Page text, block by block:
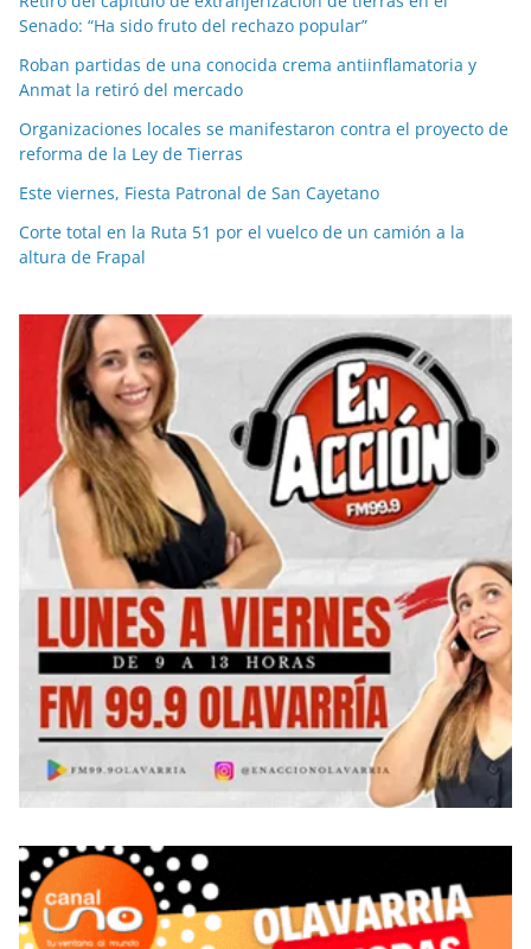
Senado: “Ha sido fruto del rechazo popular”
Roban partidas de una conocida crema antiinflamatoria y
Anmat la retiró del mercado
Organizaciones locales se manifestaron contra el proyecto de
reforma de la Ley de Tierras
Este viernes, Fiesta Patronal de San Cayetano
Corte total en la Ruta 51 por el vuelco de un camión a la
altura de Frapal